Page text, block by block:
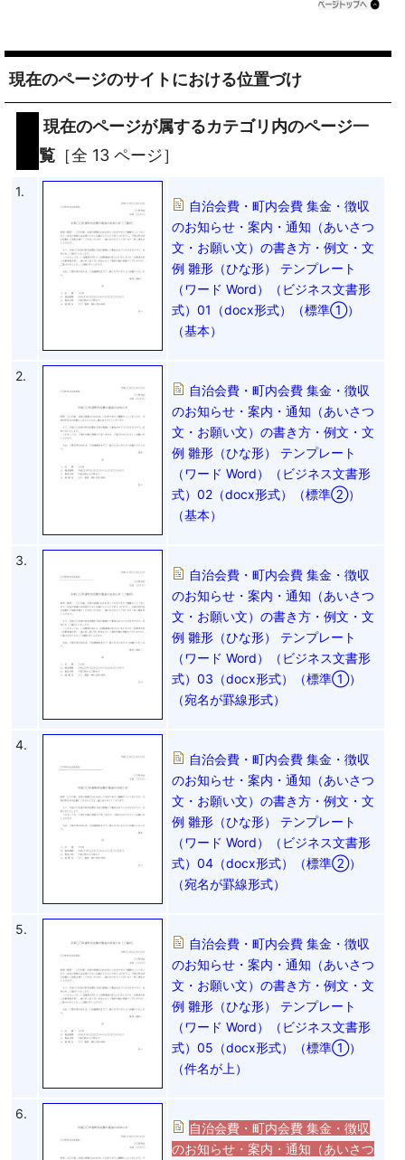
現在のページのサイトにおける位置づけ
現在のページが属するカテゴリ内のページ一
覧 ［全 13 ページ］
1.
自治会費・町内会費 集金・徴収
のお知らせ・案内・通知（あいさつ
文・お願い文）の書き方・例文・文
例 雛形（ひな形） テンプレート
（ワード Word）（ビジネス文書形
式）01（docx形式）（標準①）
（基本）
2.
自治会費・町内会費 集金・徴収
のお知らせ・案内・通知（あいさつ
文・お願い文）の書き方・例文・文
例 雛形（ひな形） テンプレート
（ワード Word）（ビジネス文書形
式）02（docx形式）（標準②）
（基本）
3.
自治会費・町内会費 集金・徴収
のお知らせ・案内・通知（あいさつ
文・お願い文）の書き方・例文・文
例 雛形（ひな形） テンプレート
（ワード Word）（ビジネス文書形
式）03（docx形式）（標準①）
（宛名が罫線形式）
4.
自治会費・町内会費 集金・徴収
のお知らせ・案内・通知（あいさつ
文・お願い文）の書き方・例文・文
例 雛形（ひな形） テンプレート
（ワード Word）（ビジネス文書形
式）04（docx形式）（標準②）
（宛名が罫線形式）
5.
自治会費・町内会費 集金・徴収
のお知らせ・案内・通知（あいさつ
文・お願い文）の書き方・例文・文
例 雛形（ひな形） テンプレート
（ワード Word）（ビジネス文書形
式）05（docx形式）（標準①）
（件名が上）
6.
自治会費・町内会費 集金・徴収
のお知らせ・案内・通知（あいさつ